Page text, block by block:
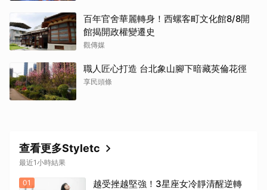
百年官舍華麗轉身！西螺客町文化館8/8開
館揭開政權變遷史
觀傳媒
職人匠心打造 台北象山腳下暗藏英倫花徑
享民頭條
查看更多Styletc
最近1小時結果
01
越受挫越堅強！3星座女冷靜清醒逆轉